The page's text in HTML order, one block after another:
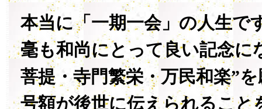
本当に「一期一会」の人生で
毫も和尚にとって良い記念に
菩提・寺門繁栄・万民和楽”
号額が後世に伝えられること